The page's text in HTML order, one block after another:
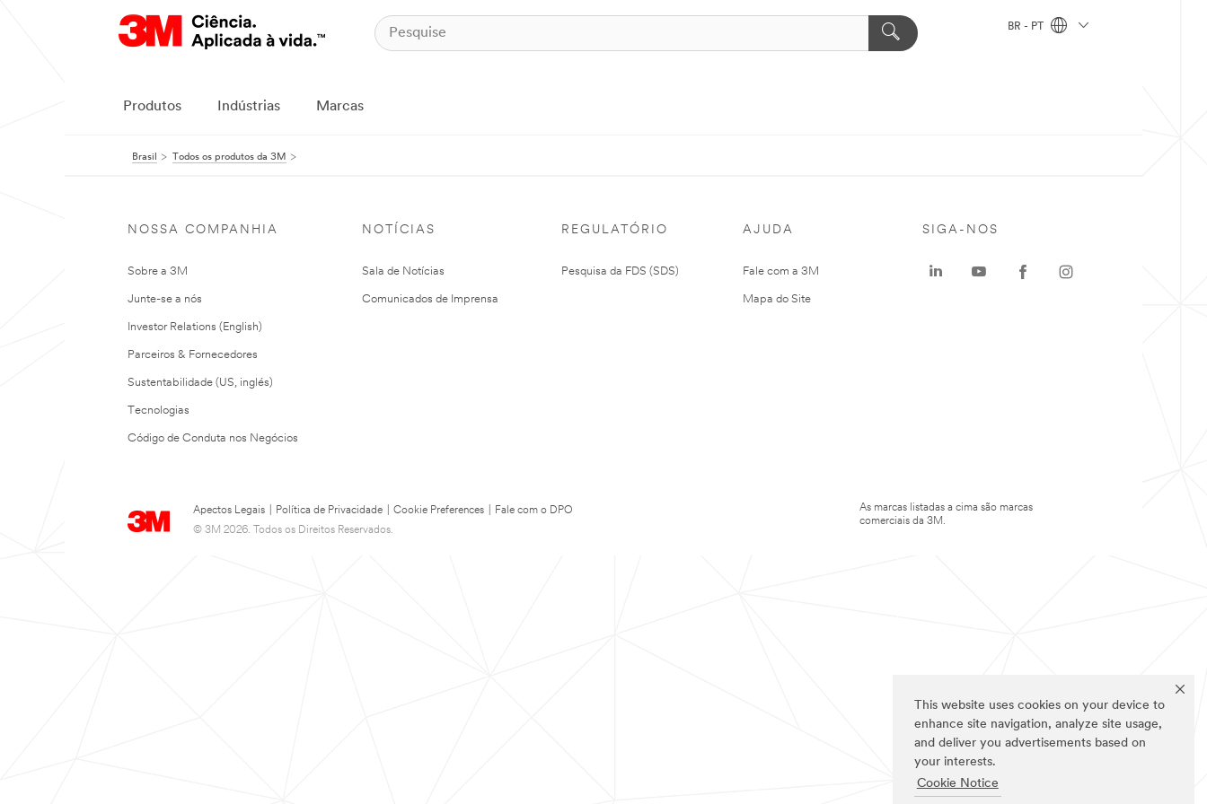
This website uses cookies on your device to
enhance site navigation, analyze site usage,
and deliver you advertisements based on
your interests.
Cookie Notice
BR - PT
Produtos Indústrias Marcas
Brasil Todos os produtos da 3M
NOSSA COMPANHIA
Sobre a 3M
Junte-se a nós
Investor Relations (English)
Parceiros & Fornecedores
Sustentabilidade (US, inglés)
Tecnologias
Código de Conduta nos Negócios
NOTÍCIAS
Sala de Notícias
Comunicados de Imprensa
REGULATÓRIO
Pesquisa da FDS (SDS)
AJUDA
Fale com a 3M
Mapa do Site
Apectos Legais Política de Privacidade Cookie Preferences
Fale com o DPO
© 3M 2026. Todos os Direitos Reservados.
SIGA-NOS
As marcas listadas a cima são marcas
comerciais da 3M.